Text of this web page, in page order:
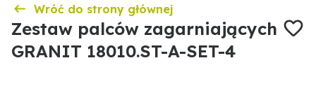
Wróć do strony głównej
Zestaw palców zagarniających
GRANIT 18010.ST-A-SET-4